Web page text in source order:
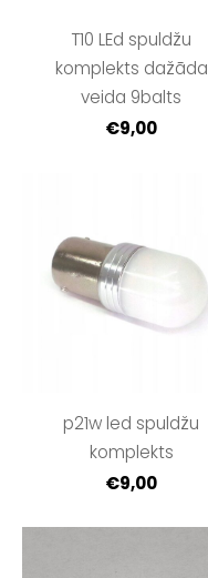
T10 LEd spuldžu
komplekts dažāda
veida 9balts
€9,00
p21w led spuldžu
komplekts
€9,00